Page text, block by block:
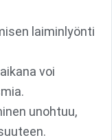
laiminlyönti
voi
unohtuu,